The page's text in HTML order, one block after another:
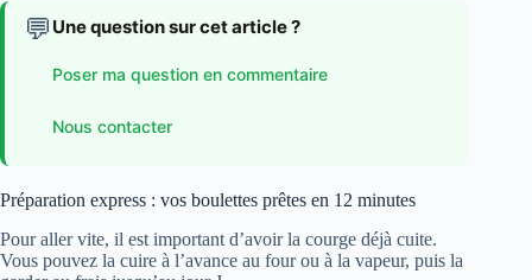
💬 Une question sur cet article ?
Poser ma question en commentaire
Nous contacter
Préparation express : vos boulettes prêtes en 12 minutes
Pour aller vite, il est important d’avoir la courge déjà cuite.
Vous pouvez la cuire à l’avance au four ou à la vapeur, puis la